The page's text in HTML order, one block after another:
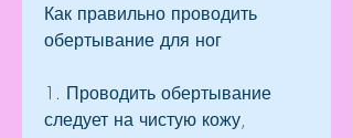
Как правильно проводить
обертывание для ног
1. Проводить обертывание
следует на чистую кожу,